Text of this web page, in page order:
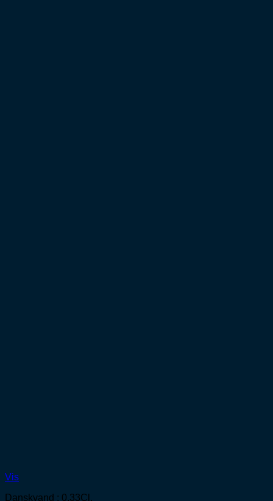
Vis
Danskvand : 0,33Cl.